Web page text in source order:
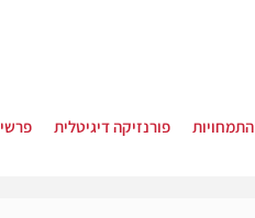
התמחויות פורנזיקה דיגיטלית